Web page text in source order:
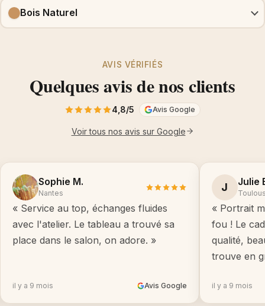
Bois Naturel
AVIS VÉRIFIÉS
Quelques avis de nos clients
4,8/5 Avis Google
Voir tous nos avis sur Google
Sophie M.
Nantes
« Service au top, échanges fluides
avec l'atelier. Le tableau a trouvé sa
place dans le salon, on adore. »
il y a 9 mois Avis Google
J Julie
« Portrait
fou ! Le
qualité,
trouve en
il y a 9 mois